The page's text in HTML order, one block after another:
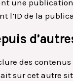
une
l’ID de la
des
sur cet autre